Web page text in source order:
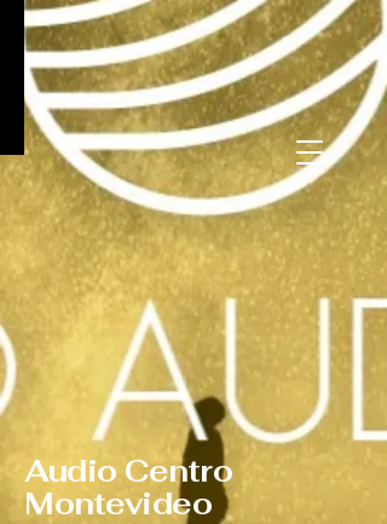
Audio Centro
Montevideo